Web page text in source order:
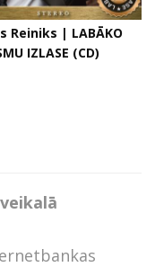
Reiniks | LABĀKO
IZLASE (CD)